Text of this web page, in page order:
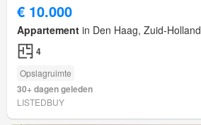
€ 10.000
Appartement in Den Haag, Zuid-Holland
4
Opslagruimte
30+ dagen geleden
LISTEDBUY